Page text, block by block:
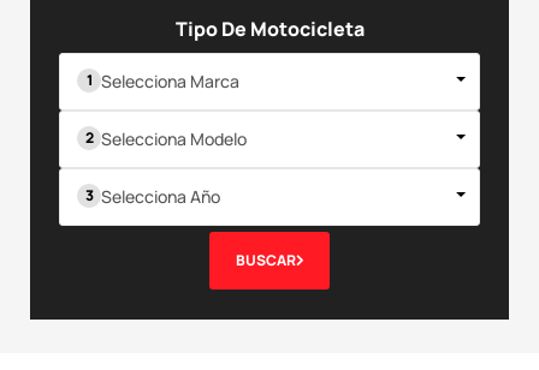
Tipo De Motocicleta
Selecciona Marca
Selecciona Modelo
Selecciona Año
BUSCAR